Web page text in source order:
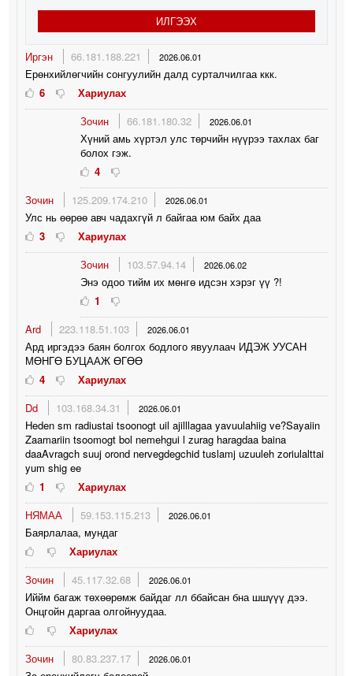
ИЛГЭЭХ
Иргэн 66.181.188.221 2026.06.01
Ерөнхийлөгчийн сонгуулийн далд сурталчилгаа ккк.
6
Хариулах
Зочин
66.181.180.32 2026.06.01
Хүний амь хүртэл улс төрчийн нүүрээ тахлах баг
болох гэж.
4
Зочин
125.209.174.210 2026.06.01
Улс нь өөрөө авч чадахгүй л байгаа юм байх даа
3
Хариулах
Зочин
103.57.94.14 2026.06.02
Энэ одоо тийм их мөнгө идсэн хэрэг үү ?!
1
Ard
223.118.51.103 2026.06.01
Ард иргэдээ баян болгох бодлого явуулаач ИДЭЖ УУСАН
МӨНГӨ БУЦААЖ ӨГӨӨ
4
Хариулах
Dd
103.168.34.31 2026.06.01
Heden sm radiustai tsoonogt uil ajilllagaa yavuulahiig ve?Sayaiin
Zaamariin tsoomogt bol nemehgui l zurag haragdaa baina
daaAvragch suuj orond nervegdegchid tuslamj uzuuleh zoriulalttai
yum shig ee
1
Хариулах
НЯМАА
59.153.115.213 2026.06.01
Баярлалаа, мундаг
Хариулах
Зочин
45.117.32.68 2026.06.01
Иййм багаж төхөөрөмж байдаг лл ббайсан бна шшүүү дээ.
Онцгойн даргаа олгойнуудаа.
Хариулах
Зочин
80.83.237.17 2026.06.01